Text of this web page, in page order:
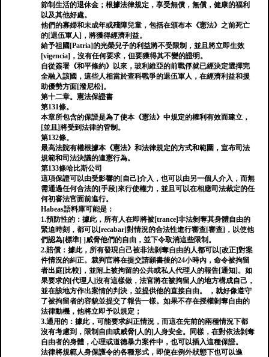
節制生活的退休金；根據法律規定，享受無償，無償，健康的福利
以及其他好處。
他們的寡婦和未成年或殘障兒童，包括在頒布本《憲法》之前死亡
的[退伍軍人]，將獲得經濟利益。
給予祖國[Patria]的光榮兒子的利益將不受限制，並且將立即生效
[vigencia]，沒有任何要求，但要獲得其不變的證明。
自從簽署《和平條約》以來，玻利維亞的前戰俘就已經決定選擇完
全融入該國，這些人相當於查科戰爭的退伍軍人，在經濟利益和援
助優勢方面[潑尼松]。
第十二章。憲法保證書
第131條。
本章所包含的保證是為了使本《憲法》中規定的權利有效而建立，
[並且]將受到法律的管制。
第132條。
最高法院有權根據本《憲法》和法律規定的方式和範圍，宣布司法
規範和司法決議的違憲行為。
第133條哈比斯公司
這項保證可以由受影響的[自己]介入，也可以由另一個人介入，而無
需通過任何合法的[手段]來行使權力，並且可以在相應司法裁定的任
何初審法官面前進行。
Habeas語料庫可能是：
1.預防性的：據此，所有人在即將被[trance]非法剝奪其身體自由的
緊迫時刻，都可以[recabar]對情況的合法性進行審查[審查]，以使他
們認為[標準] ]威脅他們的自由，並下令取消這些限制。
2.賠償：據此，所有發現自己被非法剝奪自由的人都可以[改正]對案
件情況的糾正。裁判官將在提交請願書後的24小時內，命令被拘留
者出庭[比較]，並附上被拘留的公共或私人代理人的報告[通知]。如
果要求的[代理人]沒有這樣做，法官將在被拘留人的地方構成自己，
並在該地方作出案情的判決，並提供他的直接自由。 ，就好像遵守
了被拘留者的容貌並提交了報告一樣。如果不存在授權剝奪自由的
法律動機，他將立即予以規定；
3.通用的：據此，可能要求糾正情況，而這在先前的兩種情況下都
沒有考慮到，限制自由或威脅[人的]人身安全。同樣，在對依法剝奪
自由者的身體，心理或道德暴力案件中，也可以插入這種保證。
法律將規範人身保護令的各種形式，即使在例外狀態下也可以進